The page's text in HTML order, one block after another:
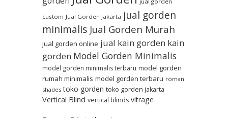
custom Jual Gorden Jakarta jual gorden
minimalis Jual Gorden Murah
jual gorden online jual kain gorden kain
gorden Model Gorden Minimalis
model gorden minimalis terbaru model gorden
rumah minimalis model gorden terbaru roman
shades toko gorden toko gorden jakarta
Vertical Blind vertical blinds vitrage